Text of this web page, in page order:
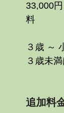
33,000
料
３歳 ～
３歳未
追加料